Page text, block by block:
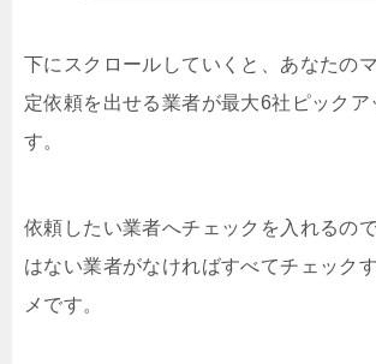
下にスクロールしていくと、あなたの
定依頼を出せる業者が最大6社ピックア
す。
依頼したい業者へチェックを入れるの
はない業者がなければすべてチェック
メです。